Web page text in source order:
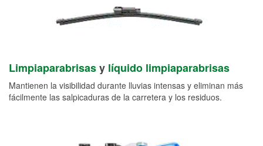
Limpiaparabrisasy líquido limpiaparabrisas
Mantienen la visibilidad durante lluvias intensas y eliminan más
fácilmente las salpicaduras de la carretera y los residuos.